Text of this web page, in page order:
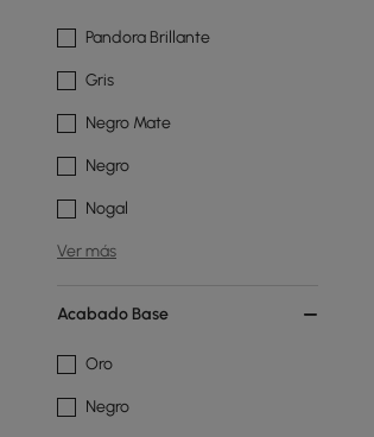
Pandora Brillante
Gris
Negro Mate
Negro
Nogal
Ver más
Acabado Base
Oro
Negro